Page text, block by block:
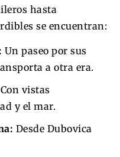
hasta
se encuentran:
Un paseo por sus
a otra era.
Con vistas
y el mar.
Desde Dubovica